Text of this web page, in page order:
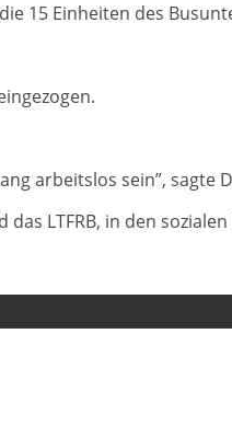
15 Einheiten des
arbeitslos sein”, sagte
LTFRB, in den